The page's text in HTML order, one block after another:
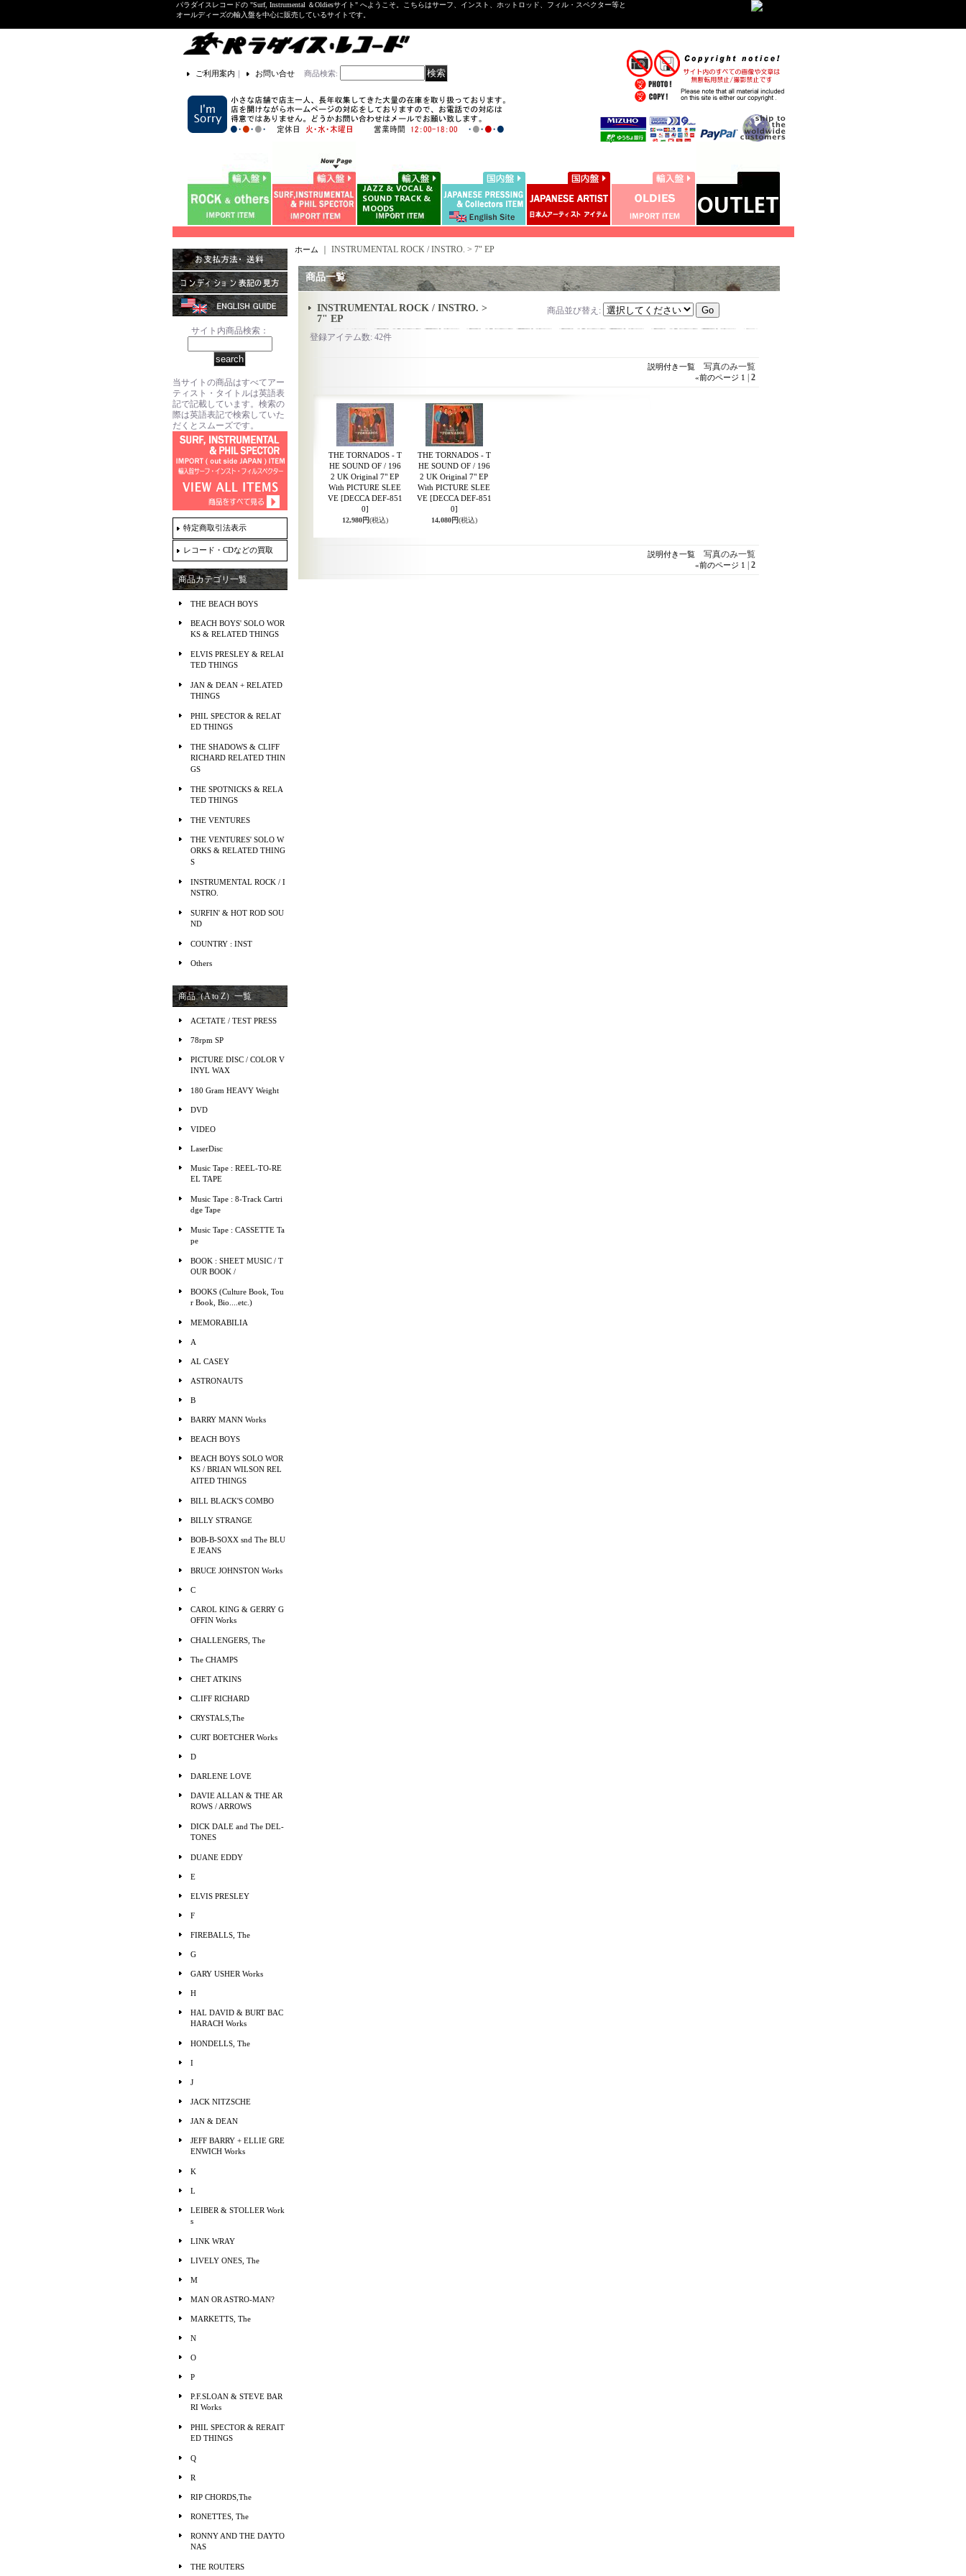
パラダイスレコードの "Surf, Instrumental ＆Oldiesサイト" へようこそ。こちらはサーフ、インスト、ホットロッド、フィル・スペクター等と
オールディーズの輸入盤を中心に販売しているサイトです。
ご利用案内 ｜ お問い合せ 商品検索:
サイト内商品検索：
当サイトの商品はすべてアー
ティスト・タイトルは英語表
記で記載しています。検索の
際は英語表記で検索していた
だくとスムーズです。
特定商取引法表示
レコード・CDなどの買取
商品カテゴリ一覧
THE BEACH BOYS
BEACH BOYS' SOLO WOR
KS & RELATED THINGS
ELVIS PRESLEY & RELAI
TED THINGS
JAN & DEAN + RELATED
THINGS
PHIL SPECTOR & RELAT
ED THINGS
THE SHADOWS & CLIFF
RICHARD RELATED THIN
GS
THE SPOTNICKS & RELA
TED THINGS
THE VENTURES
THE VENTURES' SOLO W
ORKS & RELATED THING
S
INSTRUMENTAL ROCK / I
NSTRO.
SURFIN' & HOT ROD SOU
ND
COUNTRY : INST
Others
商品（A to Z）一覧
ACETATE / TEST PRESS
78rpm SP
PICTURE DISC / COLOR V
INYL WAX
180 Gram HEAVY Weight
DVD
VIDEO
LaserDisc
Music Tape : REEL-TO-RE
EL TAPE
Music Tape : 8-Track Cartri
dge Tape
Music Tape : CASSETTE Ta
pe
BOOK : SHEET MUSIC / T
OUR BOOK /
BOOKS (Culture Book, Tou
r Book, Bio....etc.)
MEMORABILIA
A
AL CASEY
ASTRONAUTS
B
BARRY MANN Works
BEACH BOYS
BEACH BOYS SOLO WOR
KS / BRIAN WILSON REL
AITED THINGS
BILL BLACK'S COMBO
BILLY STRANGE
BOB-B-SOXX snd The BLU
E JEANS
BRUCE JOHNSTON Works
C
CAROL KING & GERRY G
OFFIN Works
CHALLENGERS, The
The CHAMPS
CHET ATKINS
CLIFF RICHARD
CRYSTALS,The
CURT BOETCHER Works
D
DARLENE LOVE
DAVIE ALLAN & THE AR
ROWS / ARROWS
DICK DALE and The DEL-
TONES
DUANE EDDY
E
ELVIS PRESLEY
F
FIREBALLS, The
G
GARY USHER Works
H
HAL DAVID & BURT BAC
HARACH Works
HONDELLS, The
I
J
JACK NITZSCHE
JAN & DEAN
JEFF BARRY + ELLIE GRE
ENWICH Works
K
L
LEIBER & STOLLER Work
s
LINK WRAY
LIVELY ONES, The
M
MAN OR ASTRO-MAN?
MARKETTS, The
N
O
P
P.F.SLOAN & STEVE BAR
RI Works
PHIL SPECTOR & RERAIT
ED THINGS
Q
R
RIP CHORDS,The
RONETTES, The
RONNY AND THE DAYTO
NAS
THE ROUTERS
ホーム INSTRUMENTAL ROCK / INSTRO. > 7" EP
商品一覧
INSTRUMENTAL ROCK / INSTRO. >
7" EP
商品並び替え :
登録アイテム数:42件
説明付き一覧写真のみ一覧
«前のページ 1 2
THE TORNADOS - T
HE SOUND OF / 196
2 UK Original 7" EP
With PICTURE SLEE
VE [DECCA DEF-851
0]
12,980円(税込)
THE TORNADOS - T
HE SOUND OF / 196
2 UK Original 7" EP
With PICTURE SLEE
VE [DECCA DEF-851
0]
14,080円(税込)
説明付き一覧写真のみ一覧
«前のページ 1 2